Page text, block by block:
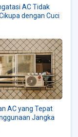
AC Tidak
dengan Cuci
AC yang Tepat
Jangka